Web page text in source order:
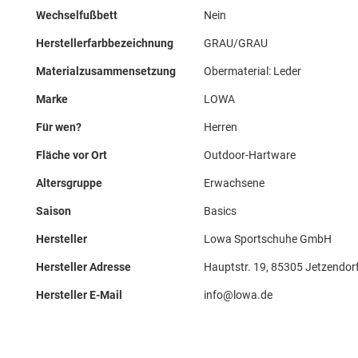
Wechselfußbett
Nein
Herstellerfarbbezeichnung GRAU/GRAU
Materialzusammensetzung Obermaterial: Leder
Marke LOWA
Für wen? Herren
Fläche vor Ort Outdoor-Hartware
Altersgruppe Erwachsene
Saison Basics
Hersteller Lowa Sportschuhe GmbH
Hersteller Adresse Hauptstr. 19, 85305
Hersteller E-Mail info@lowa.de